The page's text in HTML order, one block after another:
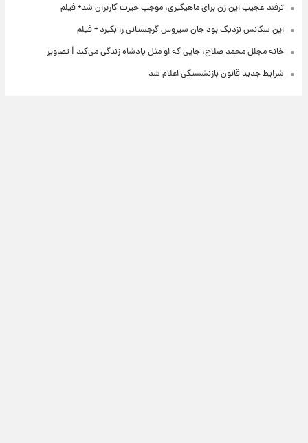
ترفند عجیب این زن برای ماهیگیری، موجب حیرت کاربران شد+ فیلم
این سکانس نزدیک بود جان سیروس گرجستانی را بگیرد + فیلم
خانه مجلل محمد صلاح، جایی که او مثل پادشاه زندگی می‌کند | تصاویر
شرایط جدید قانون بازنشستگی اعلام شد